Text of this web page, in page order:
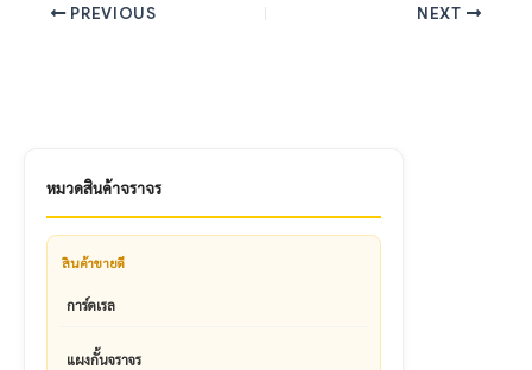
หมวดสินค้าจราจร
สินค้าขายดี
การ์ดเรล
แผงกั้นจราจร
PREVIOUS NEXT